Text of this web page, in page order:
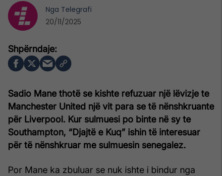
Sadio Mane thotë se kishte refuzuar një lëvizje te
Manchester United një vit para se të nënshkruante
për Liverpool. Kur sulmuesi po binte në sy te
Southampton, “Djajtë e Kuq” ishin të interesuar
për të nënshkruar me sulmuesin senegalez.
Por Mane ka zbuluar se nuk ishte i bindur nga
Nga Telegrafi
20/11/2025